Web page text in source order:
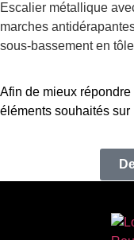
Escalier métallique
marches
sous-bassement en
Afin de mieux
éléments souhaités